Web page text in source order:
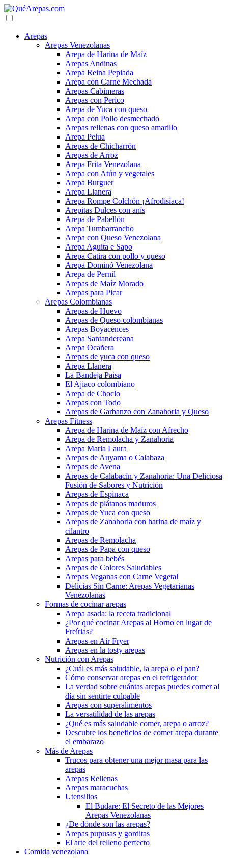
Arepas
Arepas Venezolanas
Arepa de Harina de Maíz
Arepas Andinas
Arepa Reina Pepiada
Arepa con Carne Mechada
Arepas Cabimeras
Arepas con Perico
Arepa de Yuca con queso
Arepa con Pollo desmechado
Arepas rellenas con queso amarillo
Arepa Pelua
Arepas de Chicharrón
Arepas de Arroz
Arepa Frita Venezolana
Arepa con Atún y vegetales
Arepa Burguer
Arepa Llanera
Arepa Rompe Colchón ¡Afrodisíaca!
Arepitas Dulces con anís
Arepa de Pabellón
Arepa Tumbarrancho
Arepa con Queso Venezolana
Arepa Aguita e Sapo
Arepa Catira con pollo y queso
Arepa Dominó Venezolana
Arepa de Pernil
Arepas de Maíz Morado
Arepas para Picar
Arepas Colombianas
Arepas de Huevo
Arepas de Queso colombianas
Arepas Boyacences
Arepa Santandereana
Arepa Ocañera
Arepas de yuca con queso
Arepa Llanera
La Bandeja Paisa
El Ajiaco colombiano
Arepa de Choclo
Arepas con Todo
Arepas de Garbanzo con Zanahoria y Queso
Arepas Fitness
Arepa de Harina de Maíz con Afrecho
Arepa de Remolacha y Zanahoria
Arepa Maria Laura
Arepas de Auyama o Calabaza
Arepas de Avena
Arepas de Calabacín y Zanahoria: Una Deliciosa
Fusión de Sabores y Nutrición
Arepas de Espinaca
Arepas de plátanos maduros
Arepas de Yuca con queso
Arepas de Zanahoria con harina de maíz y
cilantro
Arepas de Remolacha
Arepas de Papa con queso
Arepas para bebés
Arepas de Colores Saludables
Arepas Veganas con Carne Vegetal
Delicias Sin Carne: Arepas Vegetarianas
Venezolanas
Formas de cocinar arepas
Arepa asada: la receta tradicional
¿Por qué cocinar Arepas al Horno en lugar de
Freírlas?
Arepas en Air Fryer
Arepas en la tosty arepas
Nutrición con Arepas
¿Cuál es más saludable, la arepa o el pan?
Cómo conservar arepas en el refrigerador
La verdad sobre cuántas arepas puedes comer al
día sin sentirte culpable
Arepas con superalimentos
La versatilidad de las arepas
¿Qué es más saludable comer, arepa o arroz?
Descubre los beneficios de comer arepa durante
el embarazo
Más de Arepas
Trucos para obtener una mejor masa para las
arepas
Arepas Rellenas
Arepas maracuchas
Utensilios
El Budare: El Secreto de las Mejores
Arepas Venezolanas
¿De dónde son las arepas?
Arepas pupusas y gorditas
El arte del relleno perfecto
Comida venezolana